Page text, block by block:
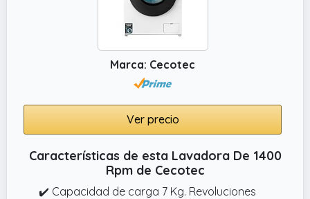
Marca: Cecotec
Ver precio
Características de esta Lavadora De 1400
Rpm de Cecotec
✔️ Capacidad de carga 7 Kg. Revoluciones